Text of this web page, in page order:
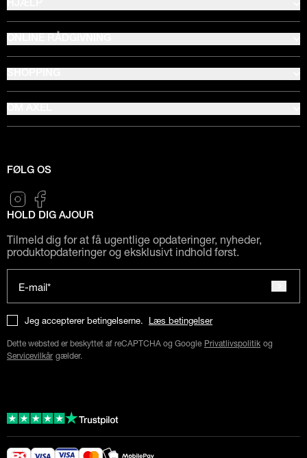
FØLG OS
HOLD DIG AJOUR
Tilmeld dig for at få ugentlige opdateringer, nyheder,
produktopdateringer og eksklusivt indhold først.
E-mail*
Jeg accepterer betingelserne. Læs betingelser
Dette websted er beskyttet af reCAPTCHA og Google Privatlivspolitik og
Servicevilkår gælder.